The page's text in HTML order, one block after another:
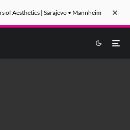
of Aesthetics | Sarajevo • Mannheim